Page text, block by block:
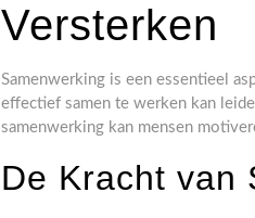
Versterken
Samenwerking is een essentieel
effectief samen te werken kan
samenwerking kan mensen
De Kracht van